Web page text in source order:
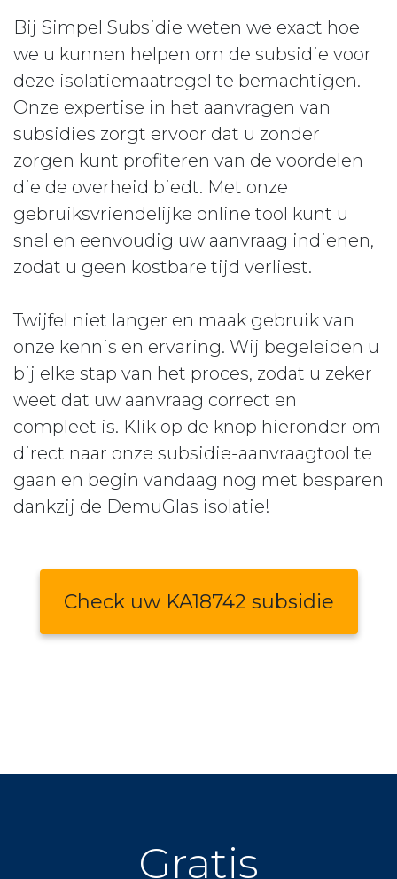
Bij Simpel Subsidie weten we exact hoe
we u kunnen helpen om de subsidie voor
deze isolatiemaatregel te bemachtigen.
Onze expertise in het aanvragen van
subsidies zorgt ervoor dat u zonder
zorgen kunt profiteren van de voordelen
die de overheid biedt. Met onze
gebruiksvriendelijke online tool kunt u
snel en eenvoudig uw aanvraag indienen,
zodat u geen kostbare tijd verliest.
Twijfel niet langer en maak gebruik van
onze kennis en ervaring. Wij begeleiden u
bij elke stap van het proces, zodat u zeker
weet dat uw aanvraag correct en
compleet is. Klik op de knop hieronder om
direct naar onze subsidie-aanvraagtool te
gaan en begin vandaag nog met besparen
dankzij de DemuGlas isolatie!
Check uw KA18742 subsidie
Gratis